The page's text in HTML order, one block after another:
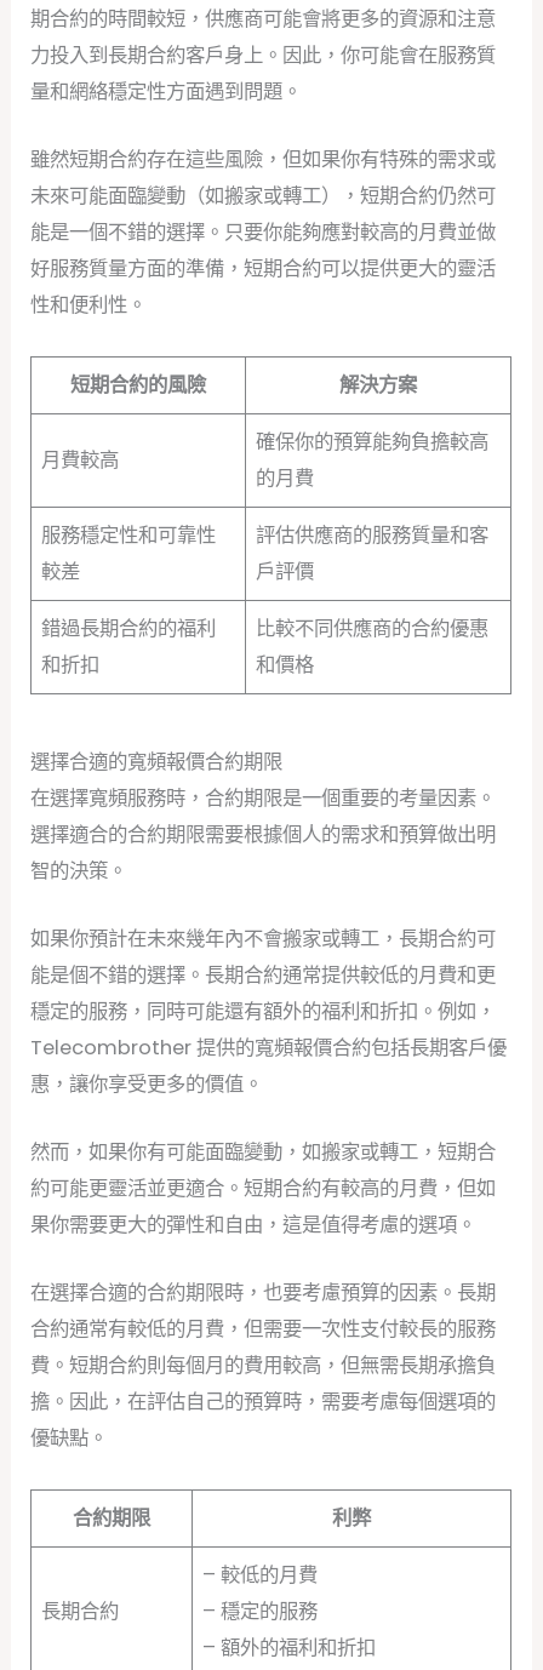
期合約的時間較短，供應商可能會將更多的資源和注意
力投入到長期合約客戶身上。因此，你可能會在服務質
量和網絡穩定性方面遇到問題。
雖然短期合約存在這些風險，但如果你有特殊的需求或
未來可能面臨變動（如搬家或轉工），短期合約仍然可
能是一個不錯的選擇。只要你能夠應對較高的月費並做
好服務質量方面的準備，短期合約可以提供更大的靈活
性和便利性。
短期合約的風險 解決方案
月費較高
確保你的預算能夠負擔較高
的月費
服務穩定性和可靠性
較差
評估供應商的服務質量和客
戶評價
錯過長期合約的福利
和折扣
比較不同供應商的合約優惠
和價格
選擇合適的寬頻報價合約期限
在選擇寬頻服務時，合約期限是一個重要的考量因素。
選擇適合的合約期限需要根據個人的需求和預算做出明
智的決策。
如果你預計在未來幾年內不會搬家或轉工，長期合約可
能是個不錯的選擇。長期合約通常提供較低的月費和更
穩定的服務，同時可能還有額外的福利和折扣。例如，
Telecombrother 提供的寬頻報價合約包括長期客戶優
惠，讓你享受更多的價值。
然而，如果你有可能面臨變動，如搬家或轉工，短期合
約可能更靈活並更適合。短期合約有較高的月費，但如
果你需要更大的彈性和自由，這是值得考慮的選項。
在選擇合適的合約期限時，也要考慮預算的因素。長期
合約通常有較低的月費，但需要一次性支付較長的服務
費。短期合約則每個月的費用較高，但無需長期承擔負
擔。因此，在評估自己的預算時，需要考慮每個選項的
優缺點。
合約期限 利弊
長期合約
– 較低的月費
– 穩定的服務
– 額外的福利和折扣